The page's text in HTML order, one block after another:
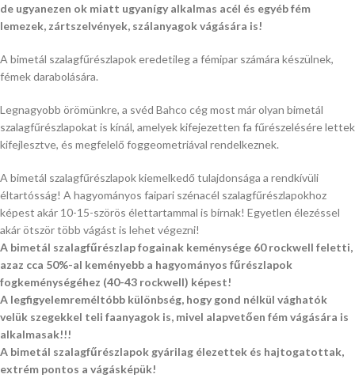
de ugyanezen ok miatt ugyanígy alkalmas acél és egyéb fém
lemezek, zártszelvények, szálanyagok vágására is!
A bimetál szalagfűrészlapok eredetileg a fémipar számára készülnek,
fémek darabolására.
Legnagyobb örömünkre, a svéd Bahco cég most már olyan bimetál
szalagfűrészlapokat is kínál, amelyek kifejezetten fa fűrészelésére lettek
kifejlesztve, és megfelelő foggeometriával rendelkeznek.
A bimetál szalagfűrészlapok kiemelkedő tulajdonsága a rendkívüli
éltartósság! A hagyományos faipari szénacél szalagfűrészlapokhoz
képest akár 10-15-szörös élettartammal is bírnak! Egyetlen élezéssel
akár ötször több vágást is lehet végezni!
A bimetál szalagfűrészlap fogainak keménysége 60 rockwell feletti,
azaz cca 50%-al keményebb a hagyományos fűrészlapok
fogkeménységéhez (40-43 rockwell) képest!
A legfigyelemreméltóbb különbség, hogy gond nélkül vághatók
velük szegekkel teli faanyagok is, mivel alapvetően fém vágására is
alkalmasak!!!
A bimetál szalagfűrészlapok gyárilag élezettek és hajtogatottak,
extrém pontos a vágásképük!